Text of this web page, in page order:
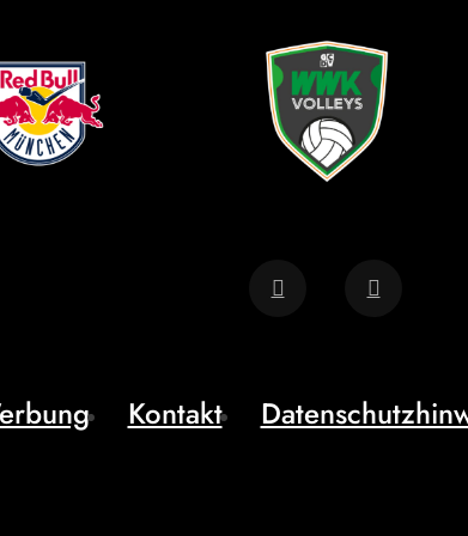
Kontakt